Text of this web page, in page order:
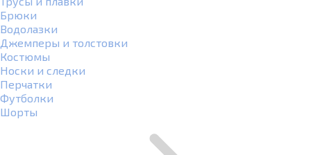
Брюки
Водолазки
Джемперы и толстовки
Костюмы
Носки и следки
Перчатки
Футболки
Шорты